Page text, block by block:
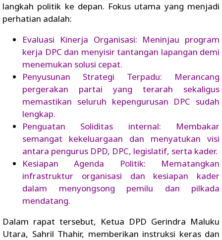
langkah politik ke depan. Fokus utama yang menjadi
perhatian adalah:
Evaluasi Kinerja Organisasi: Meninjau program
kerja DPC dan menyisir tantangan lapangan demi
menemukan solusi cepat.
Penyusunan Strategi Terpadu: Merancang
pergerakan partai yang terarah sekaligus
memastikan seluruh kepengurusan DPC sudah
lengkap.
Penguatan Soliditas internal: Membakar
semangat kekeluargaan dan menyatukan visi
antara pengurus DPD, DPC, legislatif, serta kader.
Kesiapan Agenda Politik: Mematangkan
infrastruktur organisasi dan kesiapan kader
dalam menyongsong pemilu dan pilkada
mendatang.
Dalam rapat tersebut, Ketua DPD Gerindra Maluku
Utara, Sahril Thahir, memberikan instruksi keras dan